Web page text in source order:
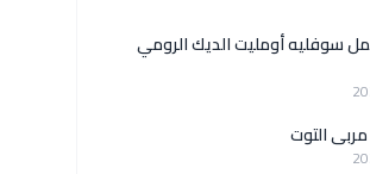
سوفليه أومليت الديك الرومي
التوت